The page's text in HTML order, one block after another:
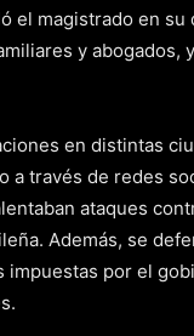
el magistrado en su
y abogados,
en distintas
a través de redes
ataques
Además, se
por el